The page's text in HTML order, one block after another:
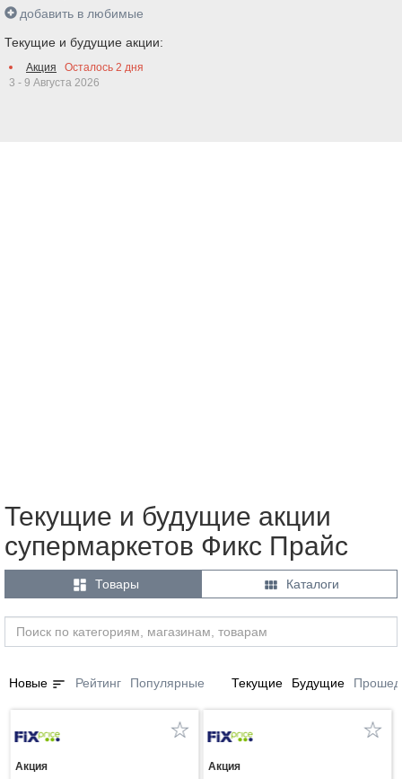
добавить в любимые
Текущие и будущие акции:
Акция Осталось 2 дня
3 - 9 Августа 2026
Текущие и будущие акции
супермаркетов Фикс Прайс
 Товары  Каталоги
Новые sort Рейтинг Популярные Текущие Будущие
Акция
Акция